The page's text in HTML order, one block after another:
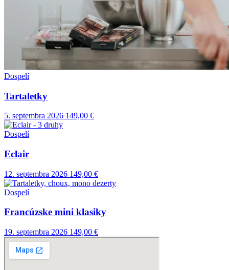
Dospelí
Tartaletky
5. septembra 2026 149,00 €
Dospelí
Eclair
12. septembra 2026 149,00 €
Dospelí
Francúzske mini klasiky
19. septembra 2026 149,00 €